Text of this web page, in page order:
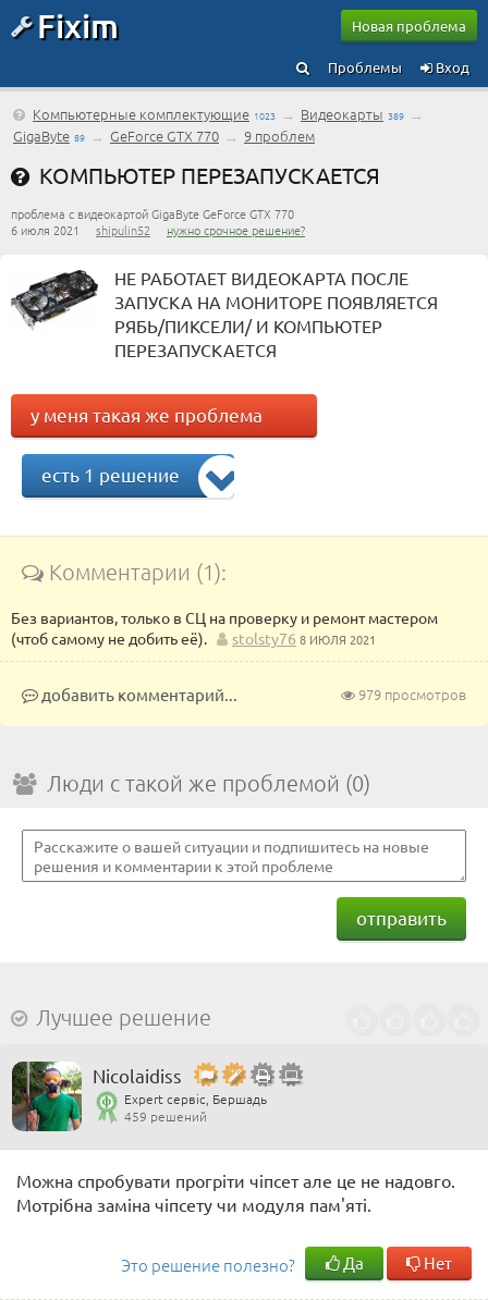
Fixim Новая проблема
Вход
Проблемы
Компьютерные комплектующие 1023 → Видеокарты 389 →
GigaByte 89 → GeForce GTX 770 → 9 проблем
КОМПЬЮТЕР ПЕРЕЗАПУСКАЕТСЯ
проблема с видеокартой GigaByte GeForce GTX 770
6 июля 2021 shipulin52 нужно срочное решение?
НЕ РАБОТАЕТ ВИДЕОКАРТА ПОСЛЕ
ЗАПУСКА НА МОНИТОРЕ ПОЯВЛЯЕТСЯ
РЯБЬ/ПИКСЕЛИ/ И КОМПЬЮТЕР
ПЕРЕЗАПУСКАЕТСЯ
у меня такая же проблема
есть 1 решение
Комментарии (1):
Без вариантов, только в СЦ на проверку и ремонт мастером
(чтоб самому не добить её).
stolsty76 8 ИЮЛЯ 2021
979 просмотров
добавить комментарий...
Люди с такой же проблемой (0)
отправить
Лучшее решение
Nicolaidiss
Expert сервіс, Бершадь
459 решений
Можна спробувати прогріти чіпсет але це не надовго.
Мотрібна заміна чіпсету чи модуля пам'яті.
Это решение полезно? Да Нет